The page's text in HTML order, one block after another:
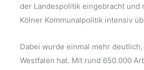
der Landespolitik eingebracht
Kölner Kommunalpolitik intensiv
Dabei wurde einmal mehr
Westfalen hat. Mit rund 650.000